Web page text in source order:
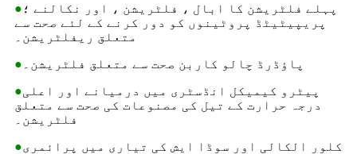
● پہلے فلٹریشن کا ابال ، فلٹریشن ، اور نکالنے ؛
پریپیٹیٹڈ پروٹینوں کو دور کرنے کے لئے صحت سے
متعلق ریفلٹریشن۔
● پاؤڈرڈ چالو کاربن صحت سے متعلق فلٹریشن۔
●پیٹرو کیمیکل انڈسٹری میں درمیانے اور اعلی
درجہ حرارت کے تیل کی مصنوعات کی صحت سے متعلق
فلٹریشن۔
●کلور الکالی اور سوڈا ایش کی تیاری میں پرائمری